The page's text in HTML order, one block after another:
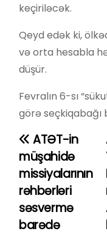
keçiriləcək.
Qeyd edək ki,
və orta hesabla
düşür.
Fevralın 6-sı
görə
Y
a
z
ı
ATƏT-in
müşahidə
missiyalarının
rəhbərləri
səsvermə
barədə